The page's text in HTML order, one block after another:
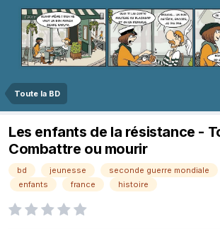
Toute la BD
Les enfants de la résistance -
Combattre ou mourir
bd jeunesse seconde guerre mondiale
enfants
france histoire